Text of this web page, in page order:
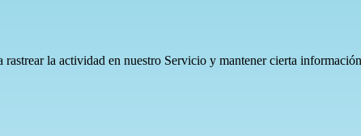
la actividad en nuestro Servicio y mantener cierta